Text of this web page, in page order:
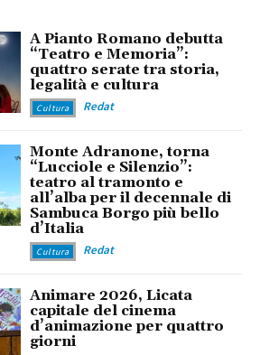
A Pianto Romano debutta
“Teatro e Memoria”:
quattro serate tra storia,
legalità e cultura
Cultura Redat
Monte Adranone, torna
“Lucciole e Silenzio”:
teatro al tramonto e
all’alba per il decennale di
Sambuca Borgo più bello
d’Italia
Cultura Redat
Animare 2026, Licata
capitale del cinema
d’animazione per quattro
giorni